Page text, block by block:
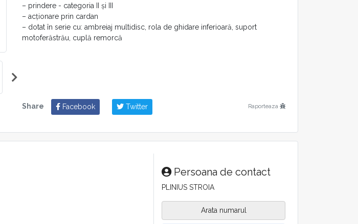
– prindere - categoria II și III
– acționare prin cardan
– dotat în serie cu: ambreiaj multidisc, rola de ghidare inferioară, suport
motoferăstrău, cuplă remorcă
– echipament nou
– garanție 12 luni
Pentru mai multe informații vă stăm la dispoziție de luni până sâmbătă
Share Facebook Twitter Raporteaza
Persoana de contact
PLINIUS STROIA
Arata numarul